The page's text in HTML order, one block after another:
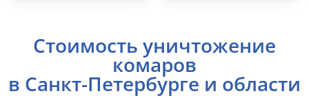
Стоимость уничтожение
комаров
в Санкт-Петербурге и области